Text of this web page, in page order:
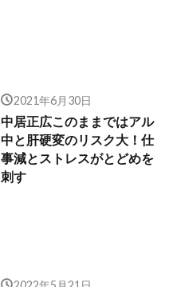
2021年6月30日
中居正広このままではアル
中と肝硬変のリスク大！仕
事減とストレスがとどめを
刺す